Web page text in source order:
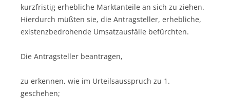
kurzfristig erhebliche Marktanteile an sich zu ziehen.
Hierdurch müßten sie, die Antragsteller, erhebliche,
existenzbedrohende Umsatzausfälle befürchten.
Die Antragsteller beantragen,
zu erkennen, wie im Urteilsausspruch zu 1.
geschehen;